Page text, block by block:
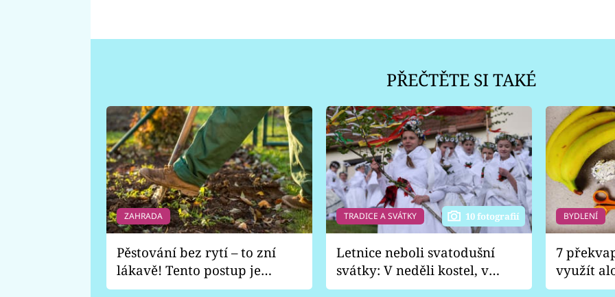
PŘEČTĚTE SI TAKÉ
ZAHRADA
Pěstování bez rytí – to zní
lákavě! Tento postup je
vhodný jen pro některé
TRADICE A SVÁTKY 10 fotografií
Letnice neboli svatodušní
svátky: V neděli kostel, v
pondělí zábava
BYDLENÍ
7
využít